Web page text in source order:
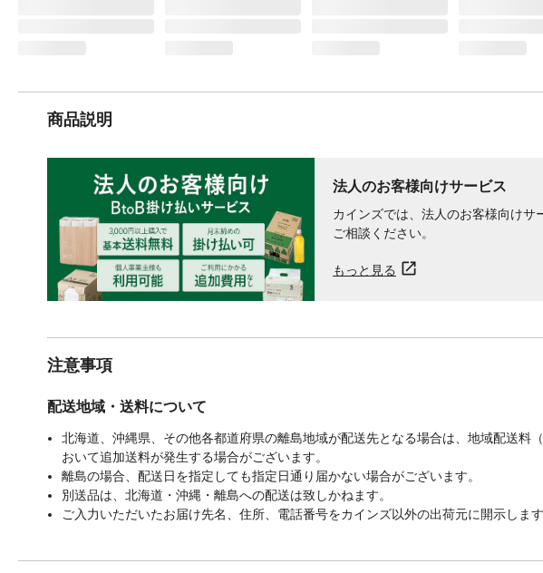
商品説明
法人のお客様向けサービス
カインズでは、法人のお客様向け
ご相談ください。
もっと見る
注意事項
配送地域・送料について
北海道、沖縄県、その他各都道府県の離島地域が配送先となる場合は、地域配送
おいて追加送料が発生する場合がございます。
離島の場合、配送日を指定しても指定日通り届かない場合がございます。
別送品は、北海道・沖縄・離島への配送は致しかねます。
ご入力いただいたお届け先名、住所、電話番号をカインズ以外の出荷元に開示しま